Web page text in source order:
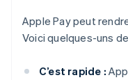
Apple Pay peut
Voici quelques-uns
C’est rapide :